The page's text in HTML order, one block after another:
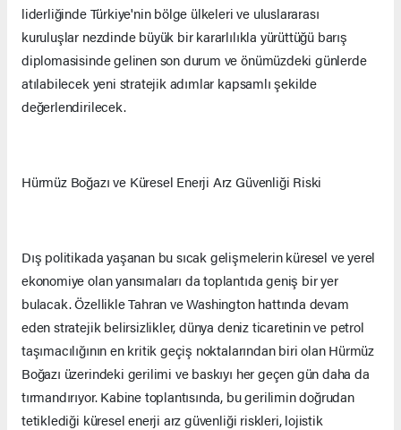
liderliğinde Türkiye'nin bölge ülkeleri ve uluslararası
kuruluşlar nezdinde büyük bir kararlılıkla yürüttüğü barış
diplomasisinde gelinen son durum ve önümüzdeki günlerde
atılabilecek yeni stratejik adımlar kapsamlı şekilde
değerlendirilecek.
Hürmüz Boğazı ve Küresel Enerji Arz Güvenliği Riski
Dış politikada yaşanan bu sıcak gelişmelerin küresel ve yerel
ekonomiye olan yansımaları da toplantıda geniş bir yer
bulacak. Özellikle Tahran ve Washington hattında devam
eden stratejik belirsizlikler, dünya deniz ticaretinin ve petrol
taşımacılığının en kritik geçiş noktalarından biri olan Hürmüz
Boğazı üzerindeki gerilimi ve baskıyı her geçen gün daha da
tırmandırıyor. Kabine toplantısında, bu gerilimin doğrudan
tetiklediği küresel enerji arz güvenliği riskleri, lojistik